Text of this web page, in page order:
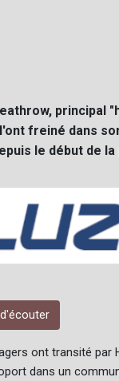
principal
freiné dans
le début de la
ont transité par
dans un